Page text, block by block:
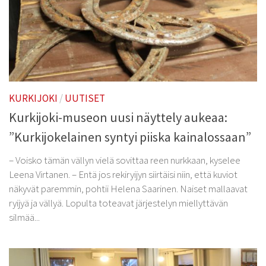
KURKIJOKI /UUTISET
Kurkijoki-museon uusi näyttely aukeaa:
”Kurkijokelainen syntyi piiska kainalossaan”
– Voisko tämän vällyn vielä sovittaa reen nurkkaan, kyselee
Leena Virtanen. – Entä jos rekiryijyn siirtäisi niin, että kuviot
näkyvät paremmin, pohtii Helena Saarinen. Naiset mallaavat
ryijyä ja vällyä. Lopulta toteavat järjestelyn miellyttävän
silmää...